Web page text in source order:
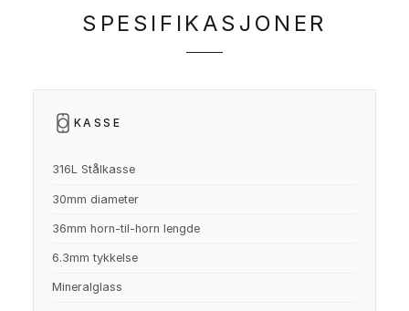
SPESIFIKASJONER
KASSE
316L Stålkasse
30mm diameter
36mm horn-til-horn lengde
6.3mm tykkelse
Mineralglass